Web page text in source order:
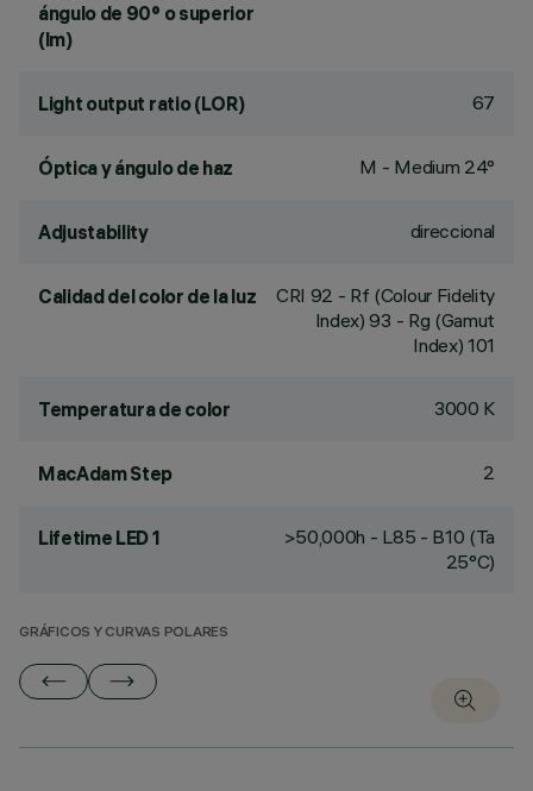
ángulo de 90° o superior
(lm)
Light output ratio (LOR) 67
Óptica y ángulo de haz M - Medium 24°
Adjustability direccional
Calidad del color de la luz CRI 92 - Rf (Colour Fidelity
Index) 93 - Rg (Gamut
Index) 101
Temperatura de color 3000 K
MacAdam Step 2
Lifetime LED 1
>50,000h - L85 - B10 (Ta
25°C)
GRÁFICOS Y CURVAS POLARES